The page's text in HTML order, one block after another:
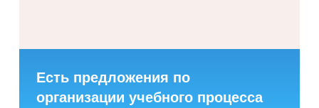
Есть предложения по
организации учебного процесса